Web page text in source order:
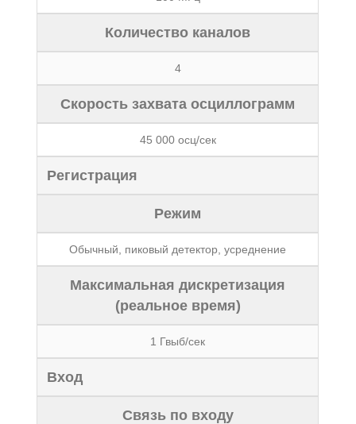
Количество каналов
4
Скорость захвата осциллограмм
45 000 осц/сек
Регистрация
Режим
Обычный, пиковый детектор, усреднение
Максимальная дискретизация
(реальное время)
1 Гвыб/сек
Вход
Связь по входу